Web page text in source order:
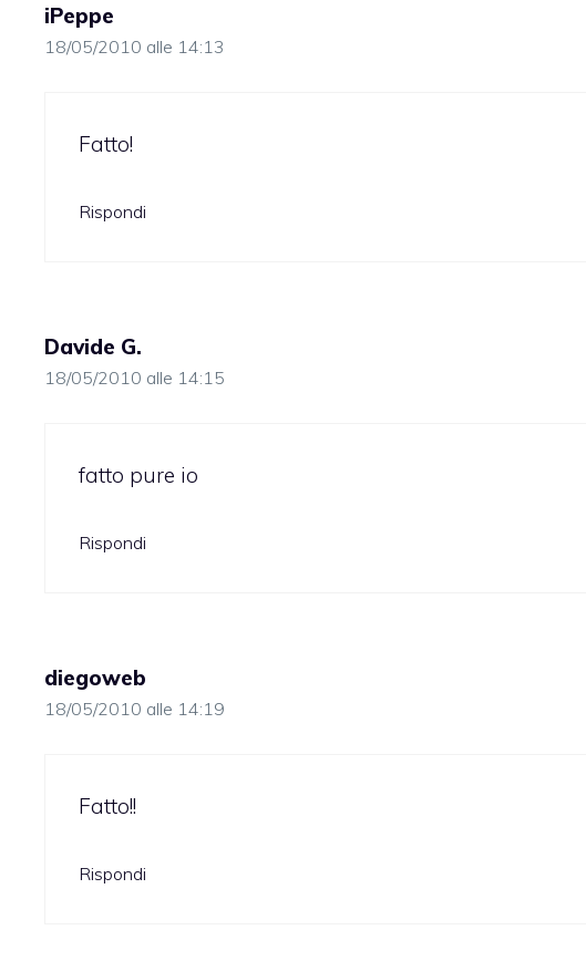
iPeppe
18/05/2010 alle 14:13
Fatto!
Rispondi
Davide G.
18/05/2010 alle 14:15
fatto pure io
Rispondi
diegoweb
18/05/2010 alle 14:19
Fatto!!
Rispondi